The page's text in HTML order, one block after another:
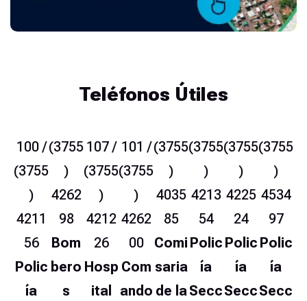
Teléfonos Útiles
100 /
(3755
)
4211
56
Polic
ía
(3755
)
4262
98
Bom
bero
s
107 /
(3755
)
4212
26
Hosp
ital
101 /
(3755
)
4262
00
Com
ando
(3755
)
4035
85
Comi
saria
de la
(3755
)
4213
54
Polic
ía
Secc
(3755
)
4225
24
Polic
ía
Secc
(3755
)
4534
97
Polic
ía
Secc